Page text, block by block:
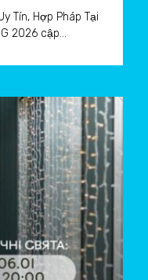
Tín, Hợp Pháp Tại
2026 cập...